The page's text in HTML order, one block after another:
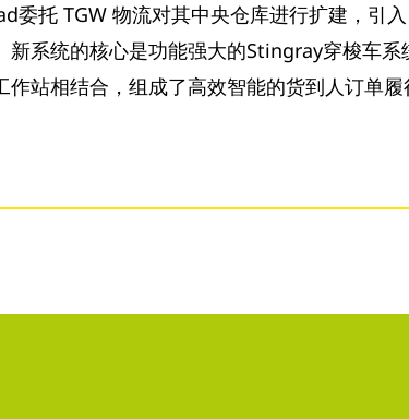
委托 TGW 物流对其中央仓库进行扩建，引
新系统的核心是功能强大的Stingray穿梭车系
站相结合，组成了高效智能的货到人订单履